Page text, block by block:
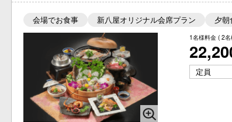
会場でお食事 新八屋オリジナル会席プラン 夕朝
1名様料金 ( 2
定員